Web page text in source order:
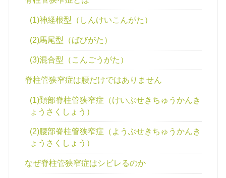
(1)神経根型（しんけいこんがた）
(2)馬尾型（ばびがた）
(3)混合型（こんごうがた）
脊柱管狭窄症は腰だけではありません
(1)頚部脊柱管狭窄症（けいぶせきちゅうかんき
ょうさくしょう）
(2)腰部脊柱管狭窄症（ようぶせきちゅうかんき
ょうさくしょう）
なぜ脊柱管狭窄症はシビレるのか